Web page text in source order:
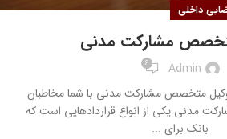
داخلی
مشارکت مدنی
Admin
6
متخصص مشارکت مدنی با شما مخاطبان
مدنی یکی از انواع قراردادهایی است که
بانک برای ...